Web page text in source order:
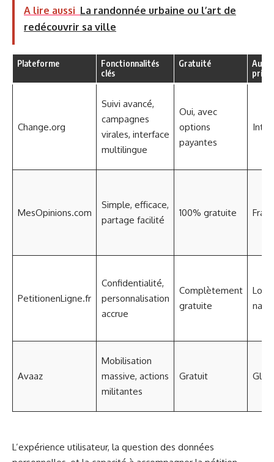
A lire aussi La randonnée urbaine ou l’art de
redécouvrir sa ville
Plateforme
Fonctionnalités
clés
Gratuité
Change.org
Suivi avancé,
campagnes
virales, interface
multilingue
Oui, avec
options
payantes
MesOpinions.com
Simple, efficace,
partage facilité
100% gratuite
PetitionenLigne.fr
Confidentialité,
personnalisation
accrue
Complètement
gratuite
Avaaz
Mobilisation
massive, actions
militantes
Gratuit
L’expérience utilisateur, la question des données